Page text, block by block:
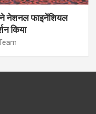
ने नेशनल फाइनेंशियल
किया